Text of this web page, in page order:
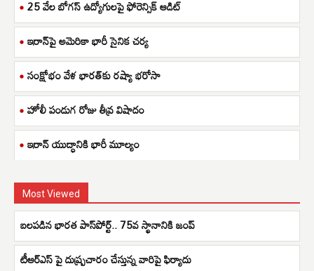
25 వేల బోగస్ ఉద్యోగులపై ఫోరెన్సిక్ ఆడిట్
ఇరాన్‌పై అమెరికా భారీ సైనిక చర్య
సంక్షోభం వేళ భారత్‌కు రష్యా భరోసా
హోలీ పండుగ రోజు తీవ్ర విషాదం
ఇరాన్ యుద్ధానికి భారీ మూల్యం
Most Viewed
బలపడిన భారత పాస్‌పోర్ట్.. 75వ స్థానానికి జంప్
టీఆర్ఎస్ పై దుష్ప్రచారం చేస్తున్న వారిపై ఫిర్యాదు